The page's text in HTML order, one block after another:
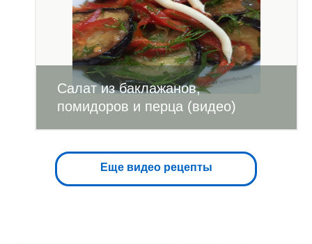
Салат из баклажанов,
помидоров и перца (видео)
Еще видео рецепты